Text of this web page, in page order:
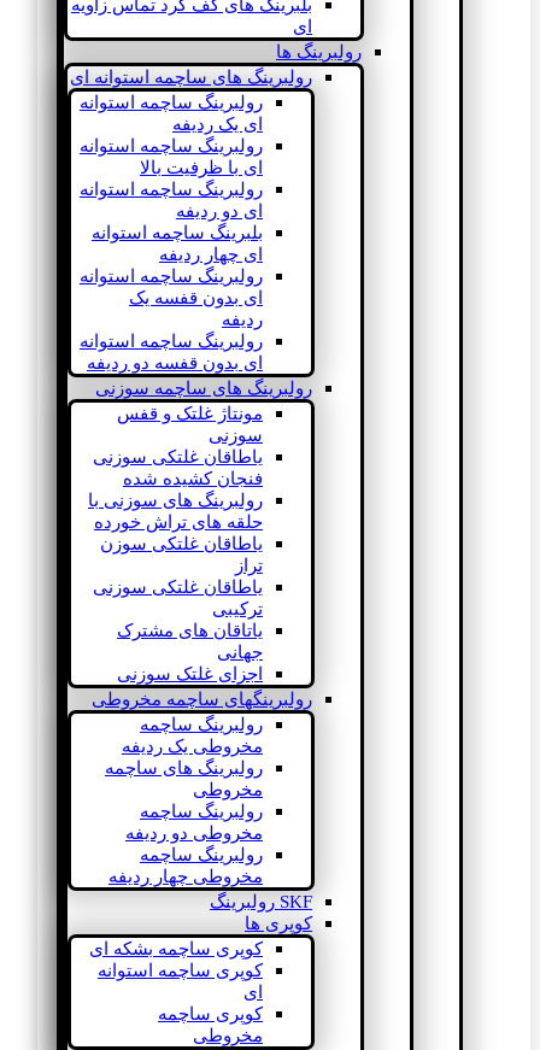
بلبرینگ های کف گرد تماس زاویه
ای
رولبرینگ ها
رولبرینگ های ساچمه استوانه ای
رولبرینگ ساچمه استوانه
ای یک ردیفه
رولبرینگ ساچمه استوانه
ای با ظرفیت بالا
رولبرینگ ساچمه استوانه
ای دو ردیفه
بلبرینگ ساچمه استوانه
ای چهار ردیفه
رولبرینگ ساچمه استوانه
ای بدون قفسه یک
ردیفه
رولبرینگ ساچمه استوانه
ای بدون قفسه دو ردیفه
رولبرینگ های ساچمه سوزنی
مونتاژ غلتک و قفس
سوزنی
یاطاقان غلتکی سوزنی
فنجان کشیده شده
رولبرینگ های سوزنی با
حلقه های تراش خورده
یاطاقان غلتکی سوزن
تراز
یاطاقان غلتکی سوزنی
ترکیبی
یاتاقان های مشترک
جهانی
اجزای غلتک سوزنی
رولبرینگهای ساچمه مخروطی
رولبرینگ ساچمه
مخروطی یک ردیفه
رولبرینگ های ساچمه
مخروطی
رولبرینگ ساچمه
مخروطی دو ردیفه
رولبرینگ ساچمه
مخروطی چهار ردیفه
SKF رولبرینگ
کوپری ها
کوپری ساچمه بشکه ای
کوپری ساچمه استوانه
ای
کوپری ساچمه
مخروطی